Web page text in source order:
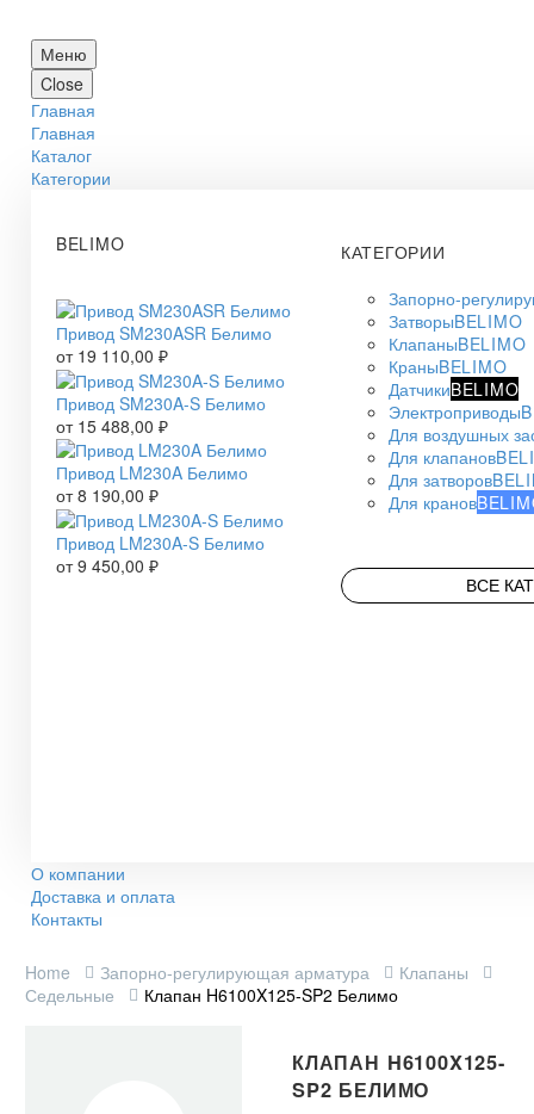
Меню
Close
Главная
Главная
Каталог
Категории
BELIMO
Привод SM230ASR Белимо
от 19 110,00 ₽
Привод SM230A-S Белимо
от 15 488,00 ₽
Привод LM230A Белимо
от8 190,00 ₽
Привод LM230A-S Белимо
от9 450,00 ₽
КАТЕГОРИИ
Запорно-
ЗатворыBELIMO
КлапаныBELIMO
КраныBELIMO
ДатчикиBELIMO
Электроприводы
Для воздушных
Для клапанов
Для затворов
Для кранов
ВСЕ
О компании
Доставка и оплата
Контакты
Home Запорно-регулирующая арматура
Клапаны
Седельные
Клапан H6100X125-SP2 Белимо
КЛАПАН H6100X125-
SP2 БЕЛИМО